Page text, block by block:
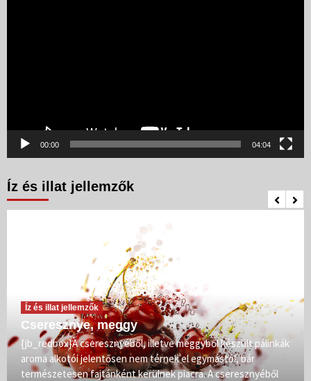
00:00 04:04
Íz és illat jellemzők
Íz és illat jellemzők
Cseresznye, meggy
{jb_redbox}A cseresznyéből, illetve meggyből készült pálinkák
aroma alkotói jelentősen nem térnek el egymástól, bár
természetesen fajtánként kerülnek piacra. A cseresznyéből